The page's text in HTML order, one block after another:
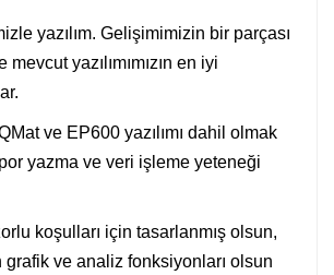
yazılım. Gelişimimizin bir parçası
yazılımımızın en iyi
ve EP600 yazılımı dahil olmak
yazma ve veri işleme yeteneği
koşulları için tasarlanmış olsun,
grafik ve analiz fonksiyonları olsun